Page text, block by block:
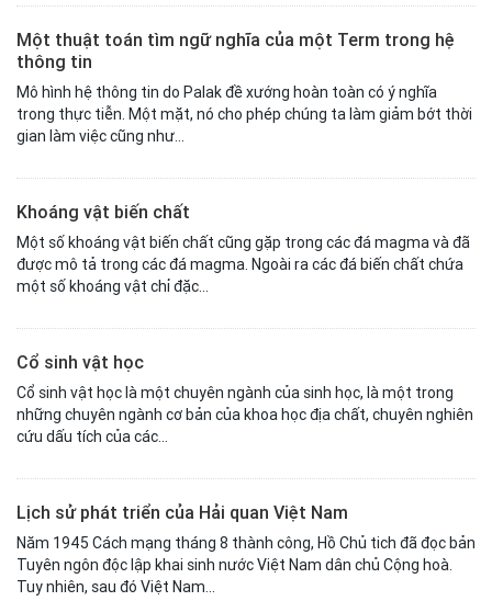
Một thuật toán tìm ngữ nghĩa của một Term trong hệ
thông tin
Mô hình hệ thông tin do Palak đề xướng hoàn toàn có ý nghĩa
trong thực tiễn. Một mặt, nó cho phép chúng ta làm giảm bớt thời
gian làm việc cũng như...
Khoáng vật biến chất
Một số khoáng vật biến chất cũng gặp trong các đá magma và đã
được mô tả trong các đá magma. Ngoài ra các đá biến chất chứa
một số khoáng vật chỉ đặc...
Cổ sinh vật học
Cổ sinh vật học là một chuyên ngành của sinh học, là một trong
những chuyên ngành cơ bản của khoa học địa chất, chuyên nghiên
cứu dấu tích của các...
Lịch sử phát triển của Hải quan Việt Nam
Năm 1945 Cách mạng tháng 8 thành công, Hồ Chủ tich đã đọc bản
Tuyên ngôn độc lập khai sinh nước Việt Nam dân chủ Cộng hoà.
Tuy nhiên, sau đó Việt Nam...